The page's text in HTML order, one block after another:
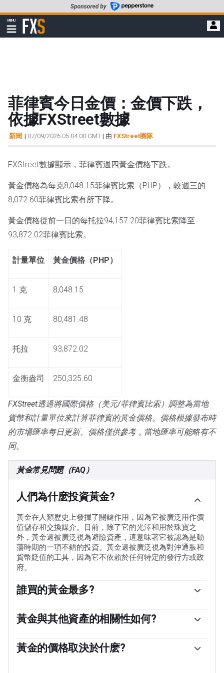
至
要
MENU
顯
示
FXStreet
菲律賓今日金價：金價下跌，
依據FXStreet數據
新聞 | 07/09/2026 05:04:00 GMT | 由 FXStreet團隊
FXStreet數據顯示，菲律賓週四黃金價格下跌。
黃金價格為每克8,048.15菲律賓比索（PHP），較週三的
8,072.60菲律賓比索有所下降。
黃金價格從前一日的每托拉94,157.20菲律賓比索降至
93,872.02菲律賓比索。
計量單位 黃金價格（PHP）
1 克 8,048.15
10 克 80,481.48
托拉 93,872.02
金衡盎司 250,325.60
FXStreet透過將國際價格（美元/菲律賓比索）調整為當地
貨幣和計量單位來計算菲律賓的黃金價格。價格根據發布時
的市場匯率每日更新。價格僅供參考，當地匯率可能略有不
同。
黃金常見問題（FAQ）
人們為什麽投資黃金?
黃金在人類歷史上發揮了關鍵作用，因為它被廣泛用作價
值儲存和交換媒介。目前，除了它的光澤和用於珠寶之
外，黃金還被廣泛視為避險資產，這意味著它被認為是動
蕩時期的一項不錯的投資。黃金還被廣泛視為對沖通脹和
貨幣貶值的工具，因為它不依賴於任何特定的發行方或政
府。
誰買的黃金最多?
貨幣，各國央行傾向於使儲備多樣化，並購買黃金，以提
高人們對經濟和貨幣實力的看法。高黃金儲備可以成為一
各國央行在2022年增加了1136噸黃金儲備，價值約700億
黃金與其他資產的相關性如何?
產和避險資產。當美元貶值時，黃金往往會上漲，使投資
者和央行能夠在動蕩時期實現資產多元化。黃金與風險資
黃金的價格取決於什麽?